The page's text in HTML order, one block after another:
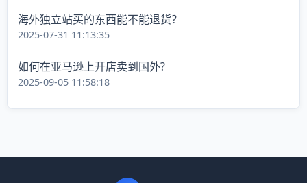
海外独立站买的东西能不能退货？
2025-07-31 11:13:35
如何在亚马逊上开店卖到国外?
2025-09-05 11:58:18